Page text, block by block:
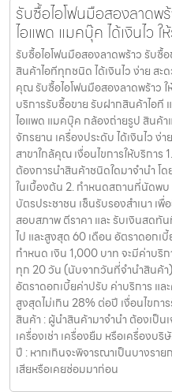
รับซื้อไอโฟนมือสองลาดพ
ไอแพด แมคบุ๊ค ได้เงินไว ใ
รับซื้อไอโฟนมือสองลาดพร้าว รับซื้
สินค้าไอทีทุกชนิด ได้เงินไว ง่าย สะ
คุณ รับซื้อไอโฟนมือสองลาดพร้าว ใ
บริการรับซื้อขาย รับฝากสินค้าไอที
ไอแพด แมคบุ๊ค กล้องถ่ายรูป สินค้า
จักรยาน เครื่องประดับ ได้เงินไว ง่า
สาขาใกล้คุณ เงื่อนไขการให้บริการ
ต้องการนำสินค้าชนิดใดมาจำนำ โ
ในเบื้องต้น 2. กำหนดสถานที่นัดพบ
บัตรประชาชน เซ็นรับรองสำเนา เ
สอบสภาพ ตีราคา และ รับเงินสดทั
ไป และสูงสุด 60 เดือน อัตราดอก
กำหนด เงิน 1,000 บาท จะมีค่าบริ
ทุก 20 วัน (นับจากวันที่จำนำสินค้า
อัตราดอกเบี้ยค่าปรับ ค่าบริการ แล
สูงสุดไม่เกิน 28% ต่อปี เงื่อนไขกา
สินค้า : ผู้นำสินค้ามาจำนำ ต้องเป็น
เครื่องเช่า เครื่องยืม หรือเครื่องบ
ปี : หากเกินจะพิจารณาเป็นบางรา
เสียหรือเคยซ่อมมาก่อน